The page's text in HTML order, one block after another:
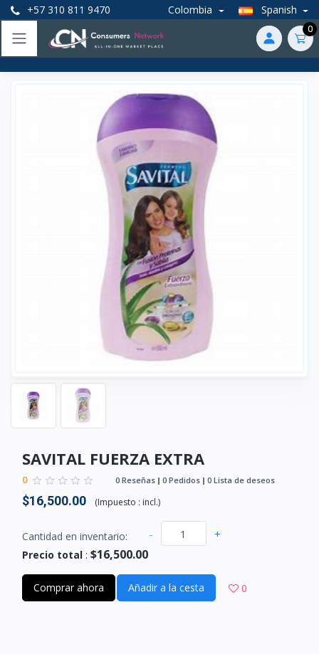
+57 310 811 9470 Colombia Spanish
0
SAVITAL FUERZA EXTRA
0 0 Reseñas 0 Pedidos 0 Lista de deseos
$16,500.00 (Impuesto : incl.)
Cantidad en inventario: - +
Precio total : $16,500.00
Comprar ahora Añadir a la cesta 0